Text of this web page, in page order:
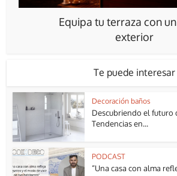
Equipa tu terraza con
exterior
Te puede interesar
Decoración baños
Descubriendo el futuro
Tendencias en...
PODCAST
“Una casa con alma